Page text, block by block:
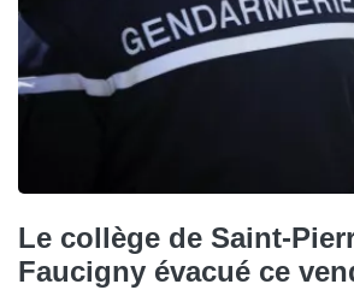
Le collège de Saint-
Faucigny évacué ce